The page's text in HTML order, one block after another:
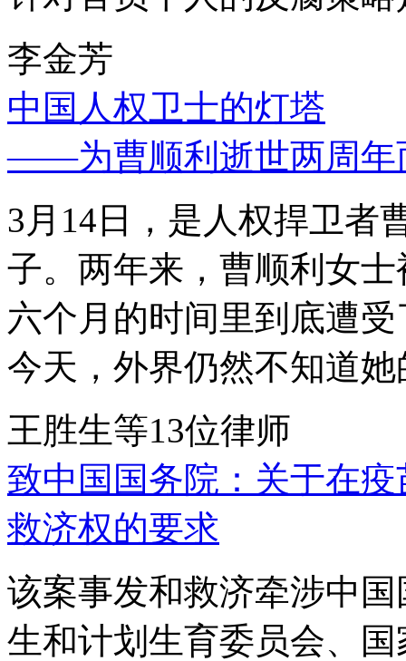
李金芳
中国人权卫士的灯塔
——为曹顺利逝世两周年
3月14日，是人权捍卫者
子。两年来，曹顺利女
六个月的时间里到底遭
今天，外界仍然不知道
王胜生等13位律师
致中国国务院：关于在
救济权的要求
该案事发和救济牵涉中
生和计划生育委员会、